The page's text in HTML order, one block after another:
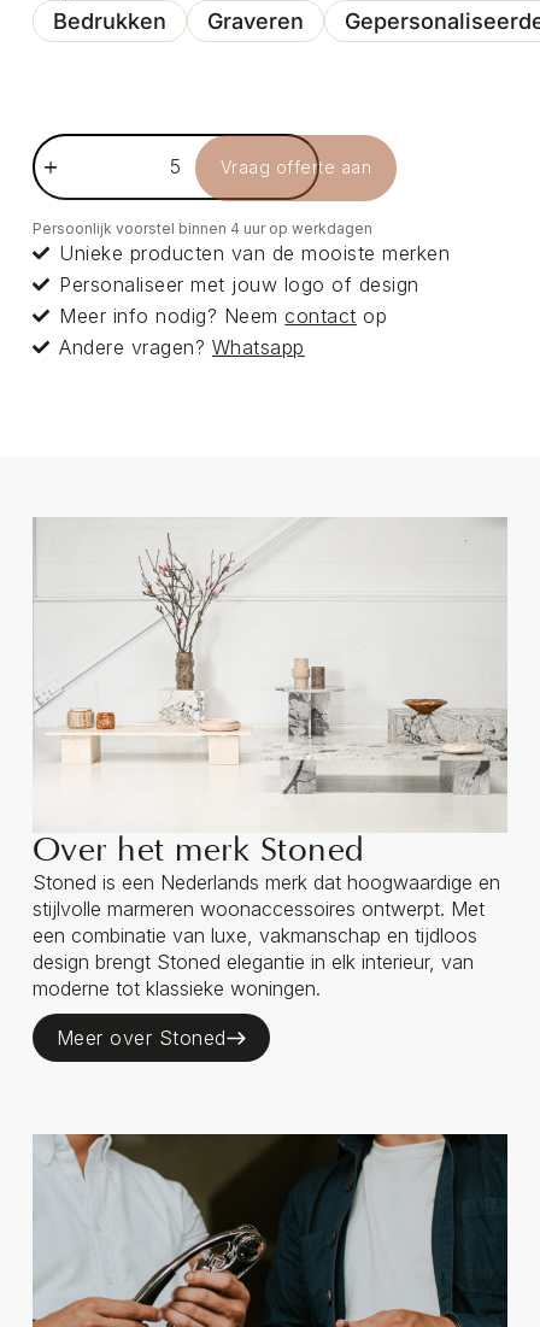
Bedrukken Graveren
Vraag offerte aan
Persoonlijk voorstel binnen 4 uur op werkdagen
Unieke producten van de mooiste merken
Personaliseer met jouw logo of design
Meer info nodig? Neemcontact op
Andere vragen? Whatsapp
Over het merk Stoned
Stoned is een Nederlands merk dat hoogwaardige en
stijlvolle marmeren woonaccessoires ontwerpt. Met
een combinatie van luxe, vakmanschap en tijdloos
design brengt Stoned elegantie in elk interieur, van
moderne tot klassieke woningen.
Meer over Stoned